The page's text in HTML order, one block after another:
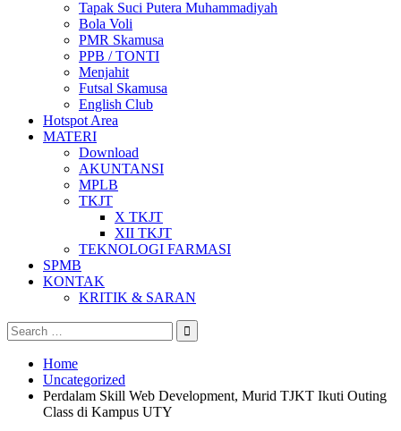
Tapak Suci Putera Muhammadiyah
Bola Voli
PMR Skamusa
PPB / TONTI
Menjahit
Futsal Skamusa
English Club
Hotspot Area
MATERI
Download
AKUNTANSI
MPLB
TKJT
X TKJT
XII TKJT
TEKNOLOGI FARMASI
SPMB
KONTAK
KRITIK & SARAN
Search
for:
Home
Uncategorized
Perdalam Skill Web Development, Murid TJKT Ikuti Outing
Class di Kampus UTY